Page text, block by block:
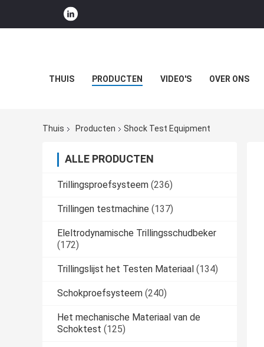
THUIS PRODUCTEN VIDEO'S OVER ONS
Thuis Producten Shock Test Equipment
ALLE PRODUCTEN
Trillingsproefsysteem (236)
Trillingen testmachine (137)
Eleltrodynamische Trillingsschudbeker
(172)
Trillingslijst het Testen Materiaal (134)
Schokproefsysteem (240)
Het mechanische Materiaal van de
Schoktest (125)